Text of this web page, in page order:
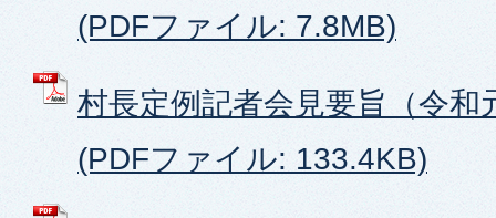
(PDFファイル: 7.8MB)
村長定例記者会見要旨（令和
(PDFファイル: 133.4KB)